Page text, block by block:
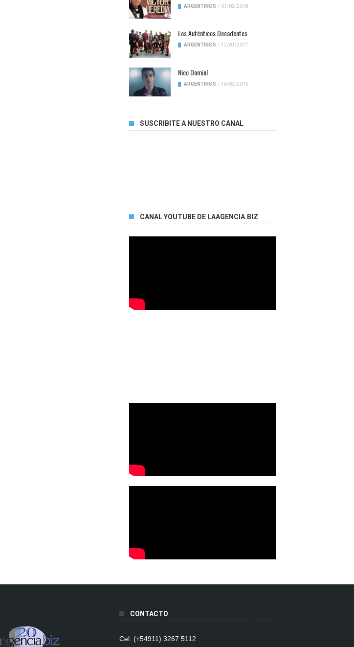
ARGENTINOS / 01/02/2018
Los Auténticos Decadentes
ARGENTINOS / 12/01/2017
Nico Dominí
ARGENTINOS / 16/02/2016
SUSCRIBITE A NUESTRO CANAL
CANAL YOUTUBE DE LAAGENCIA.BIZ
CONTACTO
Cel: (+54911) 3267 5112